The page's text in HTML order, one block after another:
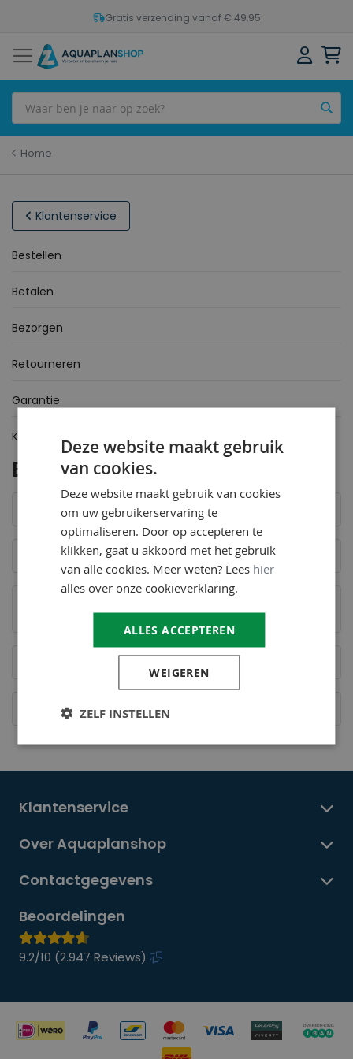
Gratis verzending vanaf € 49,95
Home
Klantenservice
Bestellen
Betalen
Bezorgen
Retourneren
Garantie
Klachten
Betalen
Wat zijn de betaalmogelijkheden?
Kan ik ook met creditcard betalen?
Hoeveel verzendkosten betaal ik?
Klantenservice
Over Aquaplanshop
Contactgegevens
Beoordelingen
9.2/10 (2.947 Reviews)
Deze website maakt gebruik
van cookies.
Deze website maakt gebruik van cookies
om uw gebruikerservaring te
optimaliseren. Door op accepteren te
klikken, gaat u akkoord met het gebruik
van alle cookies. Meer weten? Lees hier
alles over onze cookieverklaring.
ALLES ACCEPTEREN
WEIGEREN
ZELF INSTELLEN